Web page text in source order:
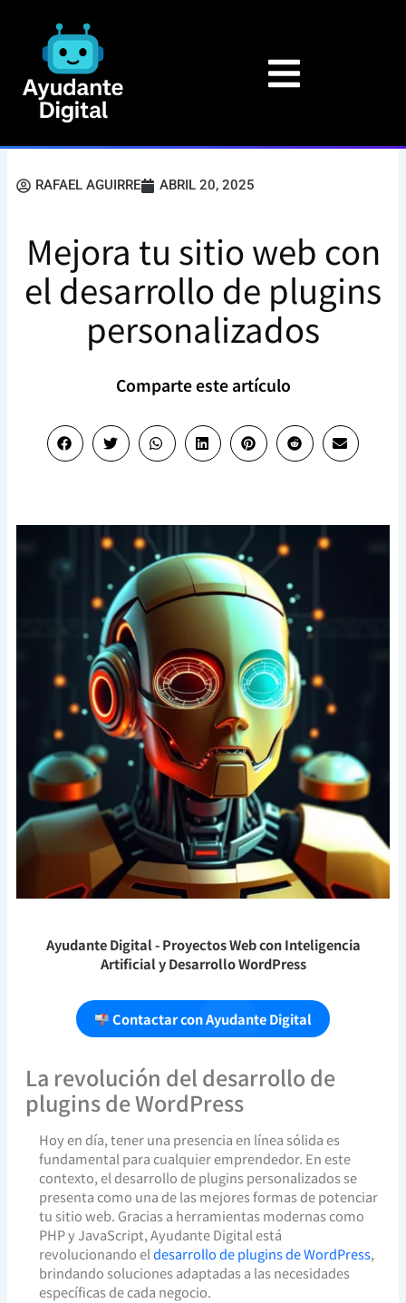
contenido
RAFAEL AGUIRRE ABRIL 20, 2025
Mejora tu sitio web con
el desarrollo de plugins
personalizados
Comparte este artículo
Ayudante Digital- Proyectos Web con Inteligencia
Artificial y Desarrollo WordPress
Contactar con Ayudante Digital
La revolución del desarrollo de
plugins de WordPress
Hoy en día, tener una presencia en línea sólida es
fundamental para cualquier emprendedor. En este
contexto, el desarrollo de plugins personalizados se
presenta como una de las mejores formas de potenciar
tu sitio web. Gracias a herramientas modernas como
PHP y JavaScript, Ayudante Digital está
revolucionando eldesarrollo de plugins de WordPress,
brindando soluciones adaptadas a las necesidades
específicas de cada negocio.